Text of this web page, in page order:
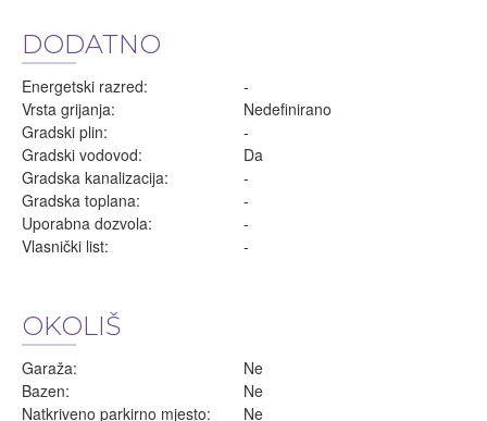
DODATNO
Energetski razred:
-
Vrsta grijanja:
Nedefinirano
Gradski plin:
-
Gradski vodovod:
Da
Gradska kanalizacija:
-
Gradska toplana:
-
Uporabna dozvola:
-
Vlasnički list:
-
OKOLIŠ
Garaža:
Ne
Bazen:
Ne
Natkriveno parkirno mjesto:
Ne